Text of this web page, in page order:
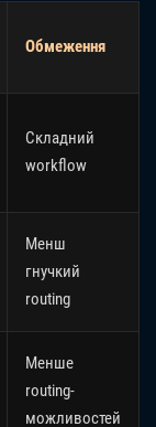
Обмеження
Складний
workflow
Менш
гнучкий
routing
Менше
routing-
можливостей